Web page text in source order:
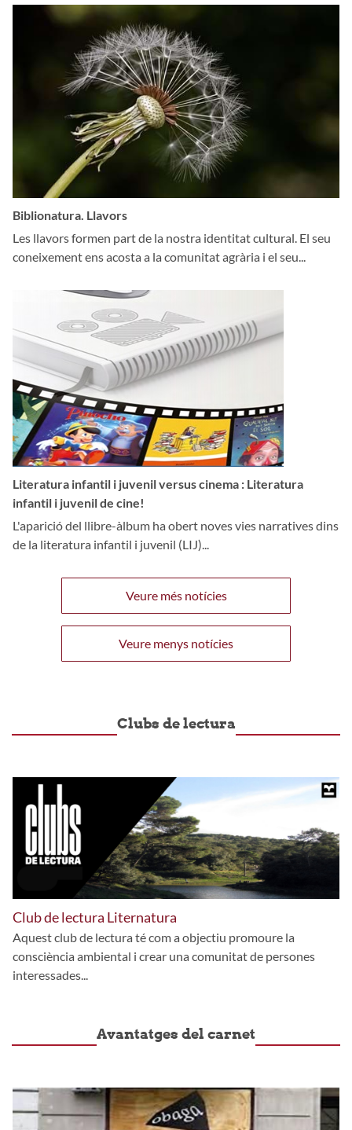
Biblionatura. Llavors
Les llavors formen part de la nostra identitat cultural. El seu
coneixement ens acosta a la comunitat agrària i el seu...
Literatura infantil i juvenil versus cinema : Literatura
infantil i juvenil de cine!
L'aparició del llibre-àlbum ha obert noves vies narratives dins
de la literatura infantil i juvenil (LIJ)...
Veure més notícies
Veure menys notícies
Clubs de lectura
Club de lectura Liternatura
Aquest club de lectura té com a objectiu promoure la
consciència ambiental i crear una comunitat de persones
interessades...
Avantatges del carnet